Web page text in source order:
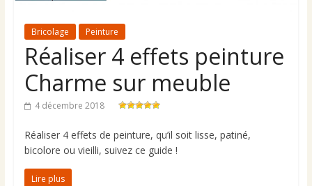
Bricolage Peinture
Réaliser 4 effets peinture
Charme sur meuble
4 décembre 2018
Réaliser 4 effets de peinture, qu’il soit lisse, patiné,
bicolore ou vieilli, suivez ce guide !
Lire plus